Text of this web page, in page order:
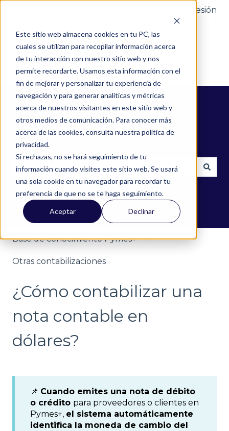
Este sitio web almacena cookies en tu PC, las
cuales se utilizan para recopilar información acerca
de tu interacción con nuestro sitio web y nos
permite recordarte. Usamos esta información con el
fin de mejorar y personalizar tu experiencia de
navegación y para generar analíticas y métricas
acerca de nuestros visitantes en este sitio web y
otros medios de comunicación. Para conocer más
acerca de las cookies, consulta nuestra política de
privacidad.
Si rechazas, no se hará seguimiento de tu
información cuando visites este sitio web. Se usará
una sola cookie en tu navegador para recordar tu
preferencia de que no se te haga seguimiento.
Aceptar Declinar
Iniciar sesión
¿Cómo podemos ayudarte?
No hay sugerencias porque el campo de
Base de conocimiento Pymes+
Otras contabilizaciones
¿Cómo contabilizar una
nota contable en
dólares?
📌 Cuando emites una nota de débito
o crédito para proveedores o clientes en
Pymes+, el sistema automáticamente
identifica la moneda de cambio del